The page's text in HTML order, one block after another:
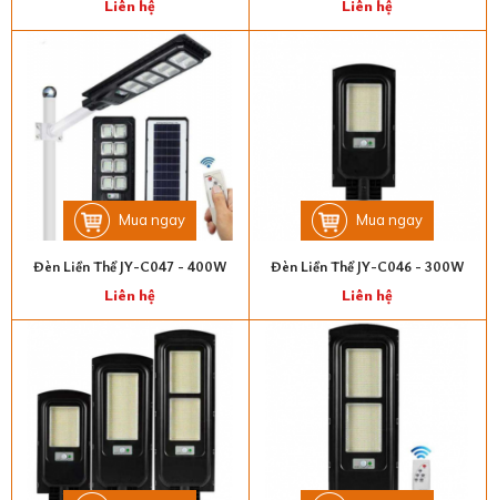
Liên hệ Liên hệ
Mua ngay
Đèn Liền Thể JY-C047 - 400W
Liên hệ
Mua ngay
Đèn Liền Thể JY-C046 - 300W
Liên hệ